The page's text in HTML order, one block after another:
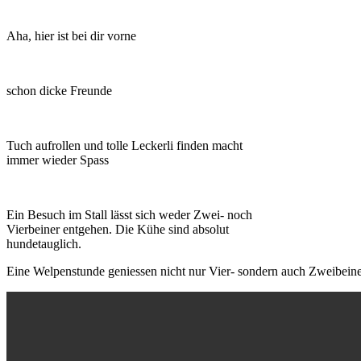
Aha, hier ist bei dir vorne
schon dicke Freunde
Tuch aufrollen und tolle Leckerli finden macht
immer wieder Spass
Ein Besuch im Stall lässt sich weder Zwei- noch
Vierbeiner entgehen. Die Kühe sind absolut
hundetauglich.
Eine Welpenstunde geniessen nicht nur Vier- sondern auch